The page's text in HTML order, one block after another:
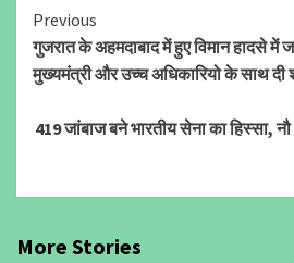
Continue
Reading
Previous
गुजरात के अहमदाबाद में हुए विमान हादसे में
मुख्यमंत्री और उच्च अधिकारियो के साथ दी
419 जांबाज बने भारतीय सेना का हिस्सा,
More Stories